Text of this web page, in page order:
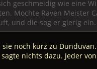
geschmeidig wie eine
Mochte Raven Meister
und die sog er gierig ein.
sie noch kurz zu
nichts dazu. Jeder